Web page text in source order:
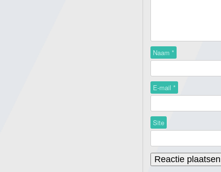
Naam *
E-mail *
Site